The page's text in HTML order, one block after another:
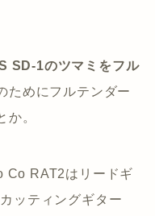
SD-1のツマミをフル
ためにフルテンダー
か。
Co RAT2はリードギ
ッティングギター